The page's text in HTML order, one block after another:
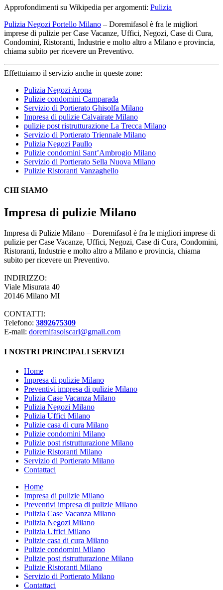
Approfondimenti su Wikipedia per argomenti: Pulizia
Pulizia Negozi Portello Milano – Doremifasol è fra le migliori
imprese di pulizie per Case Vacanze, Uffici, Negozi, Case di Cura,
Condomini, Ristoranti, Industrie e molto altro a Milano e provincia,
chiama subito per ricevere un Preventivo.
Effettuiamo il servizio anche in queste zone:
Pulizia Negozi Arona
Pulizie condomini Camparada
Servizio di Portierato Ghisolfa Milano
Impresa di pulizie Calvairate Milano
pulizie post ristrutturazione La Trecca Milano
Servizio di Portierato Triennale Milano
Pulizia Negozi Paullo
Pulizie condomini Sant’Ambrogio Milano
Servizio di Portierato Sella Nuova Milano
Pulizie Ristoranti Vanzaghello
CHI SIAMO
Impresa di pulizie Milano
Impresa di Pulizie Milano – Doremifasol è fra le migliori imprese di
pulizie per Case Vacanze, Uffici, Negozi, Case di Cura, Condomini,
Ristoranti, Industrie e molto altro a Milano e provincia, chiama
subito per ricevere un Preventivo.
INDIRIZZO:
Viale Misurata 40
20146 Milano MI
CONTATTI:
Telefono: 3892675309
E-mail: doremifasolscarl@gmail.com
I NOSTRI PRINCIPALI SERVIZI
Home
Impresa di pulizie Milano
Preventivi impresa di pulizie Milano
Pulizia Case Vacanza Milano
Pulizia Negozi Milano
Pulizia Uffici Milano
Pulizie casa di cura Milano
Pulizie condomini Milano
Pulizie post ristrutturazione Milano
Pulizie Ristoranti Milano
Servizio di Portierato Milano
Contattaci
Home
Impresa di pulizie Milano
Preventivi impresa di pulizie Milano
Pulizia Case Vacanza Milano
Pulizia Negozi Milano
Pulizia Uffici Milano
Pulizie casa di cura Milano
Pulizie condomini Milano
Pulizie post ristrutturazione Milano
Pulizie Ristoranti Milano
Servizio di Portierato Milano
Contattaci